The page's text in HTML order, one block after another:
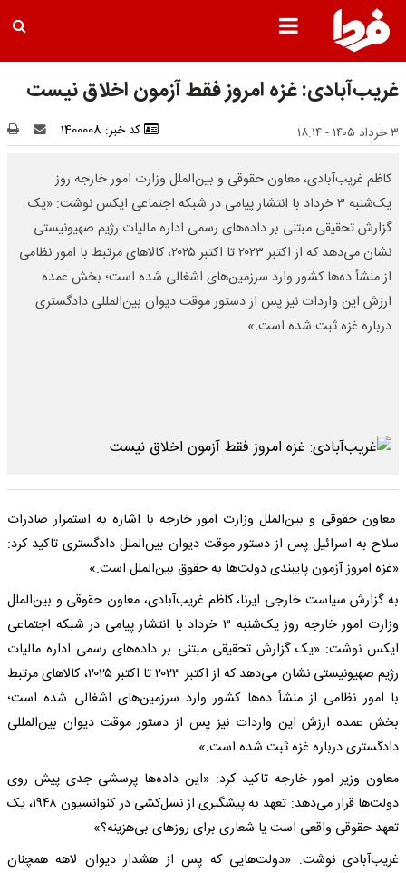
غریب‌آبادی: غزه امروز فقط آزمون اخلاق نیست
۳ خرداد ۱۴۰۵ - ۱۸:۱۴ کد خبر: 1400008
کاظم غریب‌آبادی، معاون حقوقی و بین‌الملل وزارت امور خارجه روز
یک‌شنبه ۳ خرداد با انتشار پیامی در شبکه اجتماعی ایکس نوشت: «یک
گزارش تحقیقی مبتنی بر داده‌های رسمی اداره مالیات رژیم صهیونیستی
نشان می‌دهد که از اکتبر ۲۰۲۳ تا اکتبر ۲۰۲۵، کالاهای مرتبط با امور نظامی
از منشأ ده‌ها کشور وارد سرزمین‌های اشغالی شده است؛ بخش عمده
ارزش این واردات نیز پس از دستور موقت دیوان بین‌المللی دادگستری
درباره غزه ثبت شده است.»
معاون حقوقی و بین‌الملل وزارت امور خارجه با اشاره به استمرار صادرات
سلاح به اسرائیل پس از دستور موقت دیوان بین‌الملل دادگستری تاکید کرد:
«غزه امروز آزمون پایبندی دولت‌ها به حقوق بین‌الملل است.»
به گزارش سیاست خارجی ایرنا، کاظم غریب‌آبادی، معاون حقوقی و بین‌الملل
وزارت امور خارجه روز یک‌شنبه ۳ خرداد با انتشار پیامی در شبکه اجتماعی
ایکس نوشت: «یک گزارش تحقیقی مبتنی بر داده‌های رسمی اداره مالیات
رژیم صهیونیستی نشان می‌دهد که از اکتبر ۲۰۲۳ تا اکتبر ۲۰۲۵، کالاهای مرتبط
با امور نظامی از منشأ ده‌ها کشور وارد سرزمین‌های اشغالی شده است؛
بخش عمده ارزش این واردات نیز پس از دستور موقت دیوان بین‌المللی
دادگستری درباره غزه ثبت شده است.»
معاون وزیر امور خارجه تاکید کرد: «این داده‌ها پرسشی جدی پیش روی
دولت‌ها قرار می‌دهد: تعهد به پیشگیری از نسل‌کشی در کنوانسیون ۱۹۴۸، یک
تعهد حقوقی واقعی است یا شعاری برای روزهای بی‌هزینه؟»
غریب‌آبادی نوشت: «دولت‌هایی که پس از هشدار دیوان لاهه همچنان